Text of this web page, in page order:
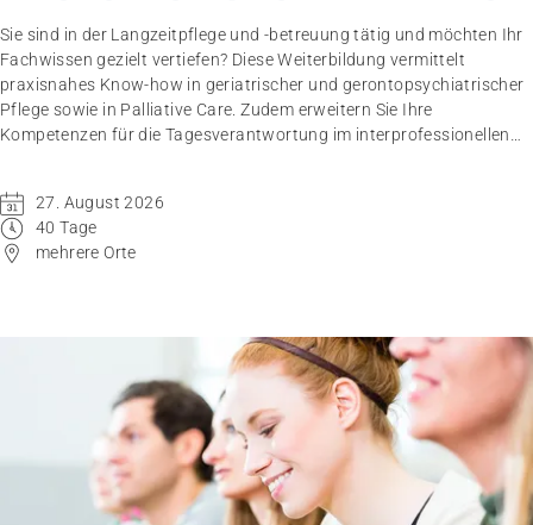
Sie sind in der Langzeitpflege und -betreuung tätig und möchten Ihr
Fachwissen gezielt vertiefen? Diese Weiterbildung vermittelt
praxisnahes Know-how in geriatrischer und gerontopsychiatrischer
Pflege sowie in Palliative Care. Zudem erweitern Sie Ihre
Kompetenzen für die Tagesverantwortung im interprofessionellen
27. August 2026
40 Tage
mehrere Orte